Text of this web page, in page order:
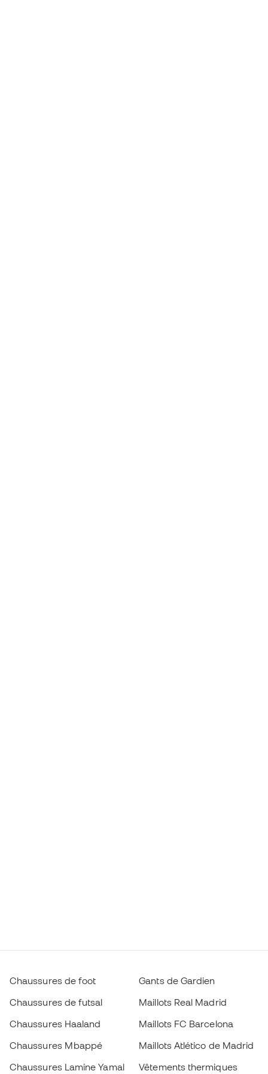
Chaussures de foot
Chaussures de futsal
Chaussures Haaland
Chaussures Mbappé
Chaussures Lamine Yamal
Gants de Gardien
Maillots Real Madrid
Maillots FC Barcelona
Maillots Atlético de Madrid
Vêtements thermiques